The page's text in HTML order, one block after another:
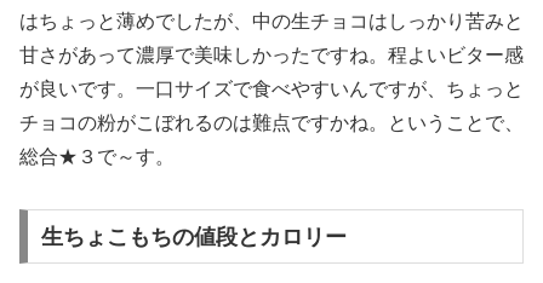
はちょっと薄めでしたが、中の生チョコはしっかり苦みと
甘さがあって濃厚で美味しかったですね。程よいビター感
が良いです。一口サイズで食べやすいんですが、ちょっと
チョコの粉がこぼれるのは難点ですかね。ということで、
総合★３で～す。
生ちょこもちの値段とカロリー